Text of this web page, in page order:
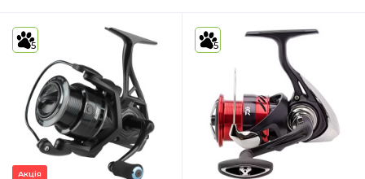
5
Акція
5